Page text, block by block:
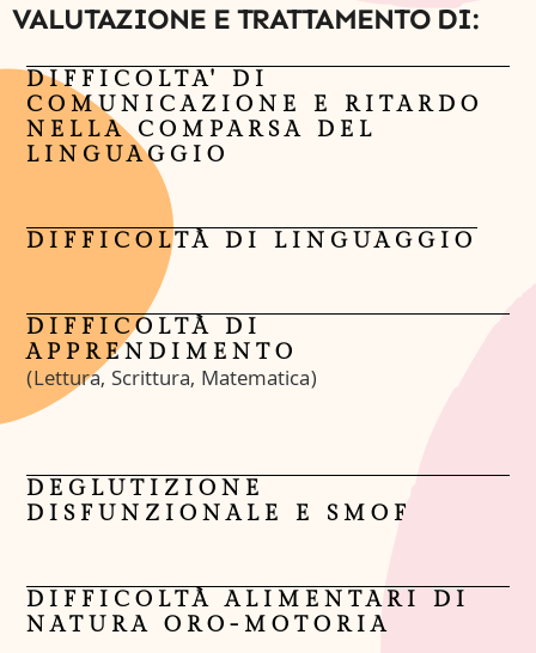
VALUTAZIONE E TRATTAMENTO DI:
DIFFICOLTA' DI
COMUNICAZIONE E RITARDO
NELLA COMPARSA DEL
LINGUAGGIO
DIFFICOLTÀ DI LINGUAGGIO
DIFFICOLTÀ DI
APPRENDIMENTO
(Lettura, Scrittura, Matematica)
DEGLUTIZIONE
DISFUNZIONALE E SMOF
DIFFICOLTÀ ALIMENTARI DI
NATURA ORO-MOTORIA